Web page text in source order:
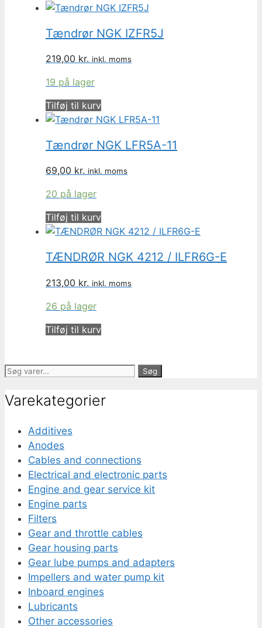
Tændrør NGK IZFR5J
219,00 kr. inkl. moms
19 på lager
Tilføj til kurv
Tændrør NGK LFR5A-11
69,00 kr. inkl. moms
20 på lager
Tilføj til kurv
TÆNDRØR NGK 4212 / ILFR6G-E
213,00 kr. inkl. moms
26 på lager
Tilføj til kurv
Søg
Søg
Varekategorier
Additives
Anodes
Cables and connections
Electrical and electronic parts
Engine and gear service kit
Engine parts
Filters
Gear and throttle cables
Gear housing parts
Gear lube pumps and adapters
Impellers and water pump kit
Inboard engines
Lubricants
Other accessories